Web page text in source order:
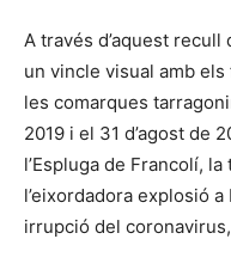
A través d’aquest recull
un vincle visual amb
les comarques
2019 i el 31 d’agost de
l’Espluga de Francolí,
l’eixordadora explosió
irrupció del